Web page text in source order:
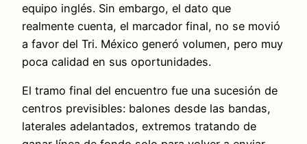
equipo inglés. Sin embargo, el dato que
realmente cuenta, el marcador final, no se movió
a favor del Tri. México generó volumen, pero muy
poca calidad en sus oportunidades.
El tramo final del encuentro fue una sucesión de
centros previsibles: balones desde las bandas,
laterales adelantados, extremos tratando de